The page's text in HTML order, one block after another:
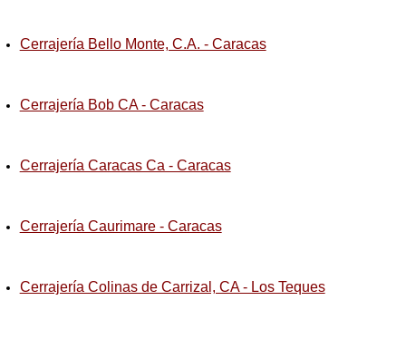
Cerrajería Bello Monte, C.A. - Caracas
Cerrajería Bob CA - Caracas
Cerrajería Caracas Ca - Caracas
Cerrajería Caurimare - Caracas
Cerrajería Colinas de Carrizal, CA - Los Teques